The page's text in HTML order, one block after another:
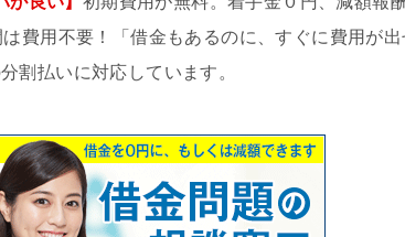
費用不要！「借金もあるのに、すぐに費用が
割払いに対応しています。